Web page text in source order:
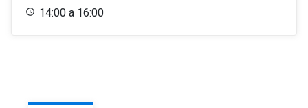
14:00 a 16:00